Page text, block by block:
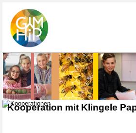
Kooperation mit Klingele